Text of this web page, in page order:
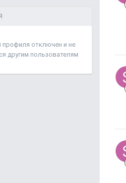
профиля отключен и не
другим пользователям